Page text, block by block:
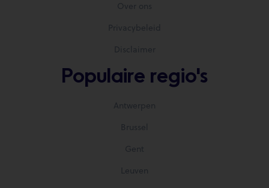
Over ons
Privacybeleid
Disclaimer
Populaire regio's
Antwerpen
Brussel
Gent
Leuven